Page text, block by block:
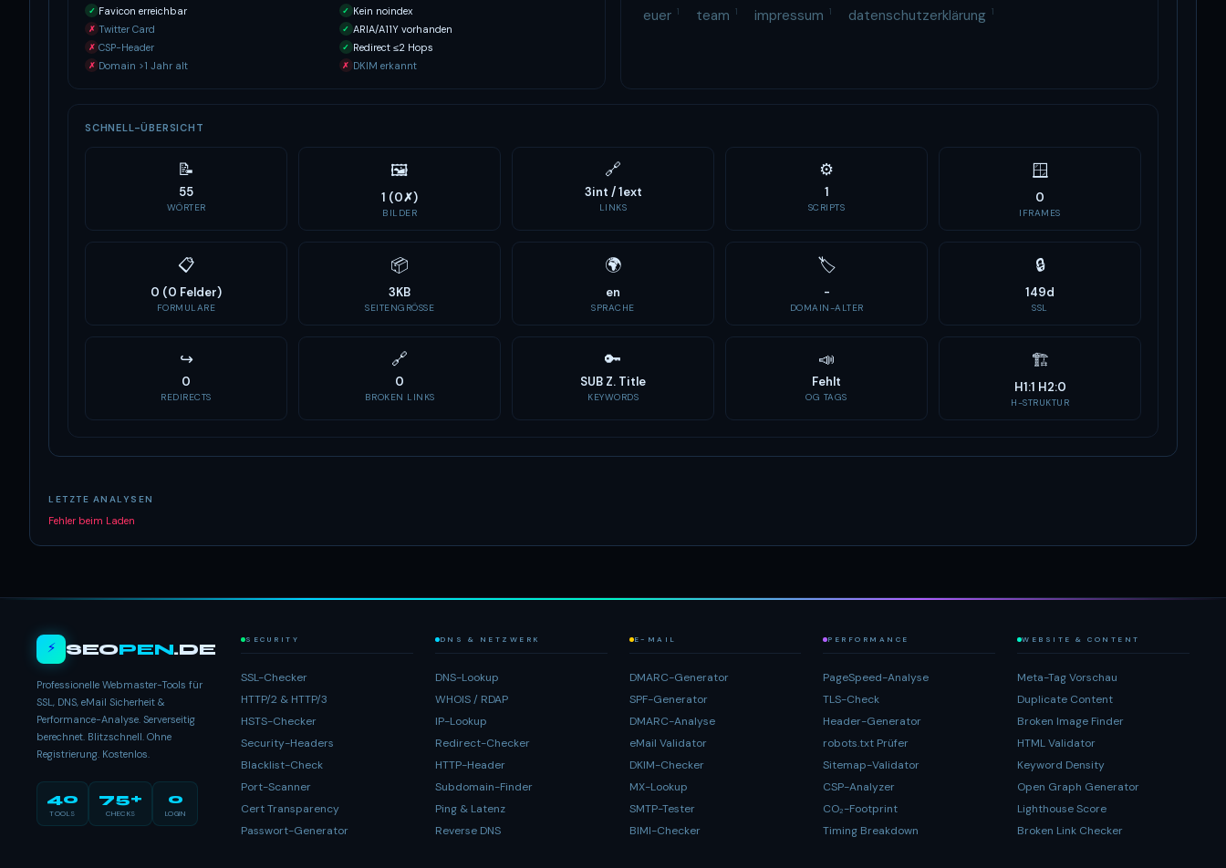
✓ Favicon erreichbar ✓ Kein noindex
✗ Twitter Card ✓ ARIA/A11Y vorhanden
✗ CSP-Header ✓ Redirect ≤2 Hops
✗ Domain >1 Jahr alt ✗ DKIM erkannt
euer 1 team 1 impressum 1 datenschutzerklärung 1
SCHNELL-ÜBERSICHT
📝
55
WÖRTER
🖼
1 (0✗)
BILDER
🔗
3int / 1ext
LINKS
⚙️
1
SCRIPTS
🪟
0
IFRAMES
📋
0 (0 Felder)
FORMULARE
📦
3KB
SEITENGRÖSSE
🌍
en
SPRACHE
🏷
-
DOMAIN-ALTER
🔒
149d
SSL
↪
0
REDIRECTS
🔗
0
BROKEN LINKS
🔑
SUB Z. Title
KEYWORDS
📣
Fehlt
OG TAGS
🏗
H1:1 H2:0
H-STRUKTUR
LETZTE ANALYSEN
Fehler beim Laden
⚡ SEOPEN.DE
Professionelle Webmaster-Tools für
SSL, DNS, eMail Sicherheit &
Performance-Analyse. Serverseitig
berechnet. Blitzschnell. Ohne
Registrierung. Kostenlos.
40
TOOLS
75+
CHECKS
0
LOGIN
SECURITY
SSL-Checker
HTTP/2 & HTTP/3
HSTS-Checker
Security-Headers
Blacklist-Check
Port-Scanner
Cert Transparency
Passwort-Generator
DNS & NETZWERK
DNS-Lookup
WHOIS / RDAP
IP-Lookup
Redirect-Checker
HTTP-Header
Subdomain-Finder
Ping & Latenz
Reverse DNS
E-MAIL
DMARC-Generator
SPF-Generator
DMARC-Analyse
eMail Validator
DKIM-Checker
MX-Lookup
SMTP-Tester
BIMI-Checker
PERFORMANCE
PageSpeed-Analyse
TLS-Check
Header-Generator
robots.txt Prüfer
Sitemap-Validator
CSP-Analyzer
CO₂-Footprint
Timing Breakdown
WEBSITE & CONTENT
Meta-Tag Vorschau
Duplicate Content
Broken Image Finder
HTML Validator
Keyword Density
Open Graph Generator
Lighthouse Score
Broken Link Checker